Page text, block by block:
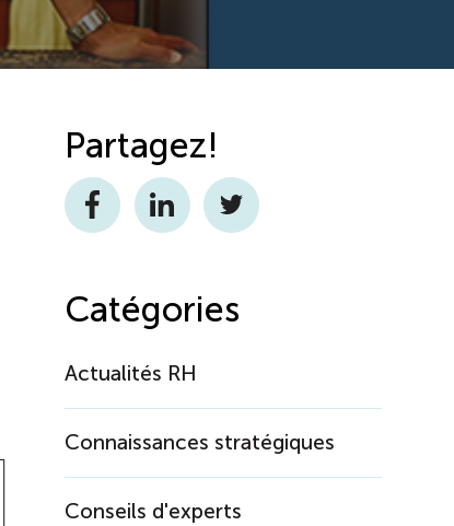
Partagez!
FacebookLinkedInTwitter
Catégories
Actualités RH
Connaissances stratégiques
Conseils d'experts